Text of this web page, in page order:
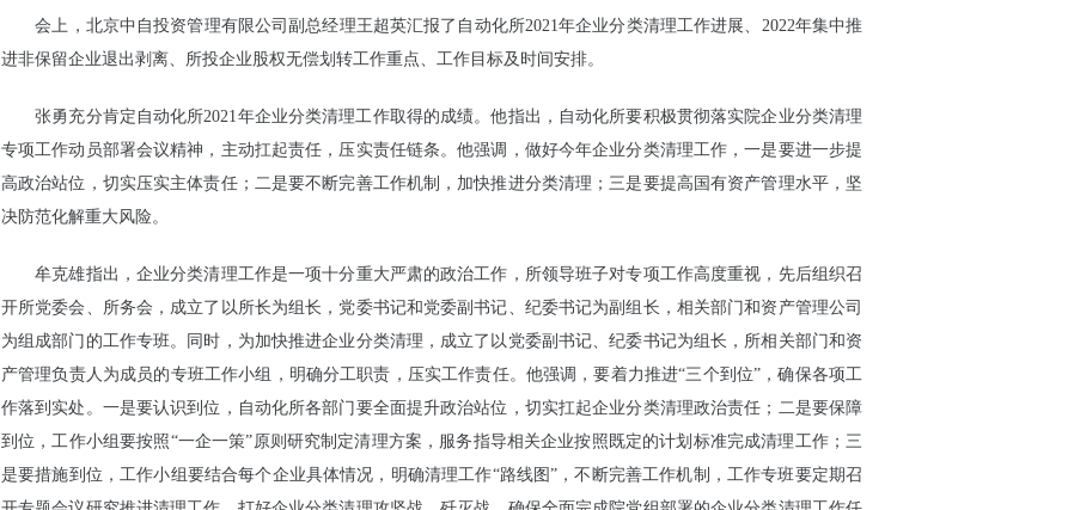
会上，北京中自投资管理有限公司副总经理王超英汇报了自动化所2021年企业分类清理工作进展、2022年集中推
进非保留企业退出剥离、所投企业股权无偿划转工作重点、工作目标及时间安排。
张勇充分肯定自动化所2021年企业分类清理工作取得的成绩。他指出，自动化所要积极贯彻落实院企业分类清理
专项工作动员部署会议精神，主动扛起责任，压实责任链条。他强调，做好今年企业分类清理工作，一是要进一步提
高政治站位，切实压实主体责任；二是要不断完善工作机制，加快推进分类清理；三是要提高国有资产管理水平，坚
决防范化解重大风险。
牟克雄指出，企业分类清理工作是一项十分重大严肃的政治工作，所领导班子对专项工作高度重视，先后组织召
开所党委会、所务会，成立了以所长为组长，党委书记和党委副书记、纪委书记为副组长，相关部门和资产管理公司
为组成部门的工作专班。同时，为加快推进企业分类清理，成立了以党委副书记、纪委书记为组长，所相关部门和资
产管理负责人为成员的专班工作小组，明确分工职责，压实工作责任。他强调，要着力推进“三个到位”，确保各项工
作落到实处。一是要认识到位，自动化所各部门要全面提升政治站位，切实扛起企业分类清理政治责任；二是要保障
到位，工作小组要按照“一企一策”原则研究制定清理方案，服务指导相关企业按照既定的计划标准完成清理工作；三
是要措施到位，工作小组要结合每个企业具体情况，明确清理工作“路线图”，不断完善工作机制，工作专班要定期召